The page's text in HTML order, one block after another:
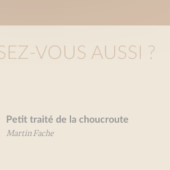
VOUS AUSSI ?
traité de la choucroute
Fache